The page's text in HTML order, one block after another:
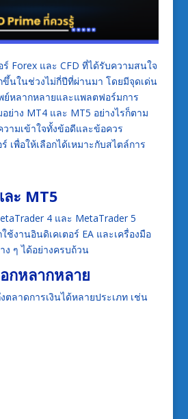
ร์ Forex และ CFD ที่ได้รับความสนใจ
ขึ้นในช่วงไม่กี่ปีที่ผ่านมา โดยมีจุดเด่น
ย์หลากหลายและแพลตฟอร์มการ
ย่าง MT4 และ MT5 อย่างไรก็ตาม
ามเข้าใจทั้งข้อดีและข้อควร
เพื่อให้เลือกได้เหมาะกับสไตล์การ
ะ MT5
4 และ MetaTrader 5
ช้งานอินดิเคเตอร์ EA และเครื่องมือ
ง ๆ ได้อย่างครบถ้วน
กหลากหลาย
ตลาดการเงินได้หลายประเภท เช่น